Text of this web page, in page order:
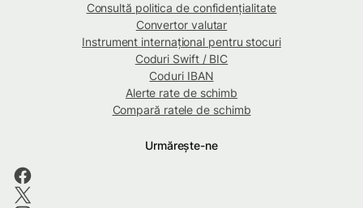
Consultă politica de confidențialitate
Convertor valutar
Instrument internațional pentru stocuri
Coduri Swift / BIC
Coduri IBAN
Alerte rate de schimb
Compară ratele de schimb
Urmărește-ne